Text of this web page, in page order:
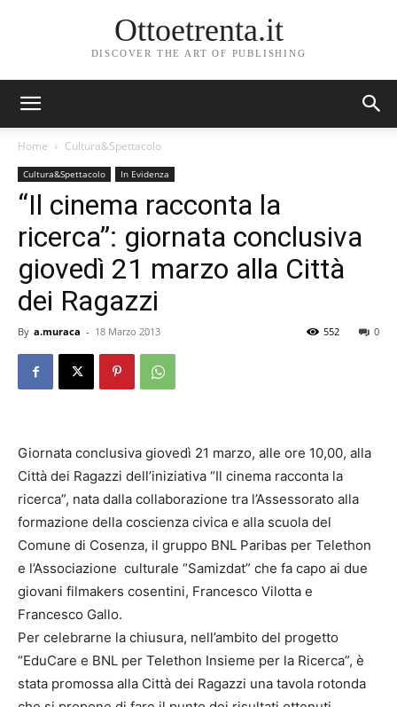
Ottoetrenta.it
DISCOVER THE ART OF PUBLISHING
Home Cultura&Spettacolo
Cultura&Spettacolo In Evidenza
“Il cinema racconta la
ricerca”: giornata conclusiva
giovedì 21 marzo alla Città
dei Ragazzi
By a.muraca - 18 Marzo 2013 0
552
Giornata conclusiva giovedì 21 marzo, alle ore 10,00, alla
Città dei Ragazzi dell’iniziativa “Il cinema racconta la
ricerca”, nata dalla collaborazione tra l’Assessorato alla
formazione della coscienza civica e alla scuola del
Comune di Cosenza, il gruppo BNL Paribas per Telethon
e l’Associazione culturale “Samizdat” che fa capo ai due
giovani filmakers cosentini, Francesco Vilotta e
Francesco Gallo.
Per celebrarne la chiusura, nell’ambito del progetto
“EduCare e BNL per Telethon Insieme per la Ricerca”, è
stata promossa alla Città dei Ragazzi una tavola rotonda